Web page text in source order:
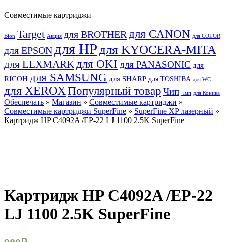
Совместимые картриджи
Bion Target Акция для BROTHER для CANON для COLOR
для EPSON для HP для KYOCERA-MITA
для LEXMARK для OKI для PANASONIC для
RICOH для SAMSUNG для SHARP для TOSHIBA для WC
для XEROX Популярный товар Чип Чмп для Коника
Обеспечать » Магазин » Совместимые картриджи »
Совместимые картриджи SuperFine » SuperFine XP лазерный »
Картридж HP C4092A /EP-22 LJ 1100 2.5K SuperFine
Картридж HP C4092A /EP-22
LJ 1100 2.5K SuperFine